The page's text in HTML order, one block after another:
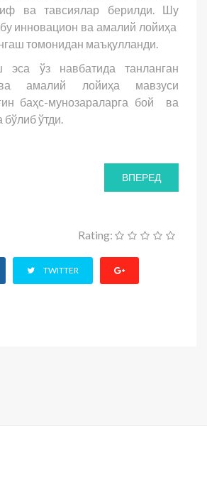
ва тавсиялар берилди. Шу
инновацион ва амалий лойиҳа
томонидан маъқулланди.
ўз навбатида танланган
амалий лойиҳа мавзуси
баҳс-мунозараларга бой ва
бўлиб ўтди.
ВПЕРЕД
Rating:
TWITTER